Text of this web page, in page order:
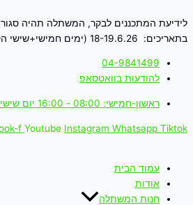
לתוכן
לידיעת המתכננים לבקר, המשתלה תהיה
בתאריכים: 18-19.6.26 (ימים חמישי+שישי הקרובים)
04-9841499
להודעות בוואטסאפ
ראשון-חמישי: 08:00 - 16:00 יום שישי: 08:00 - 15:00
f Youtube Instagram Whatsapp Tiktok
עמוד הבית
אודות
חנות המשתלה